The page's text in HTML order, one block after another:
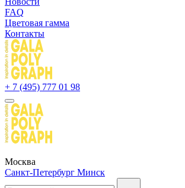
FAQ
Цветовая гамма
Контакты
+ 7 (495) 777 01 98
Москва
Санкт-Петербург Минск